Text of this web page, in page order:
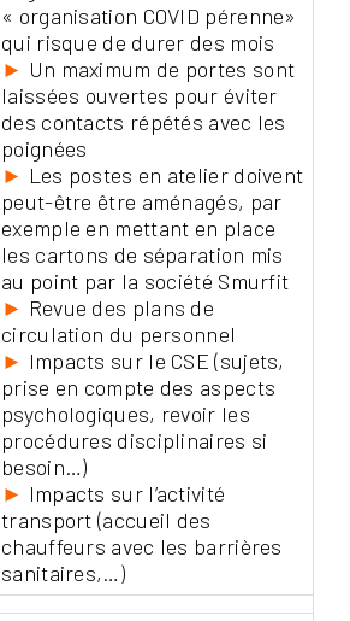
« organisation COVID pérenne»
qui risque de durer des mois
► Un maximum de portes sont
laissées ouvertes pour éviter
des contacts répétés avec les
poignées
► Les postes en atelier doivent
peut-être être aménagés, par
exemple en mettant en place
les cartons de séparation mis
au point par la société Smurfit
► Revue des plans de
circulation du personnel
► Impacts sur le CSE (sujets,
prise en compte des aspects
psychologiques, revoir les
procédures disciplinaires si
besoin…)
► Impacts sur l’activité
transport (accueil des
chauffeurs avec les barrières
sanitaires,…)